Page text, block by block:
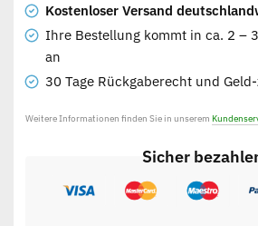
Kostenloser Versand
Ihre Bestellung kommt in ca. 2 –
an
30 Tage Rückgaberecht und
Weitere Informationen finden Sie in unserem
Sicher